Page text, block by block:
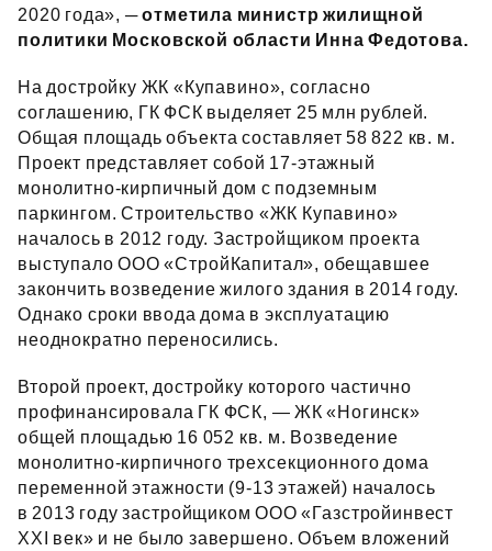
2020 года», ─ отметила министр жилищной
политики Московской области Инна Федотова.
На достройку ЖК «Купавино», согласно
соглашению, ГК ФСК выделяет 25 млн рублей.
Общая площадь объекта составляет 58 822 кв. м.
Проект представляет собой 17‑этажный
монолитно‑кирпичный дом с подземным
паркингом. Строительство «ЖК Купавино»
началось в 2012 году. Застройщиком проекта
выступало ООО «СтройКапитал», обещавшее
закончить возведение жилого здания в 2014 году.
Однако сроки ввода дома в эксплуатацию
неоднократно переносились.
Второй проект, достройку которого частично
профинансировала ГК ФСК, — ЖК «Ногинск»
общей площадью 16 052 кв. м. Возведение
монолитно‑кирпичного трехсекционного дома
переменной этажности (9‑13 этажей) началось
в 2013 году застройщиком ООО «Газстройинвест
XXI век» и не было завершено. Объем вложений